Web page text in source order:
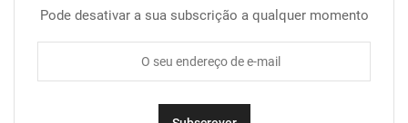
Pode desativar a sua subscrição a qualquer momento